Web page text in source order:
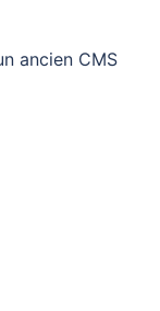
ancien CMS